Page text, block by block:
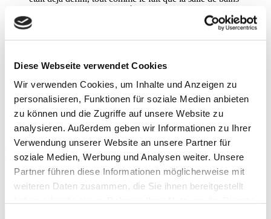
Diese Webseite verwendet Cookies
Wir verwenden Cookies, um Inhalte und Anzeigen zu
personalisieren, Funktionen für soziale Medien anbieten
zu können und die Zugriffe auf unsere Website zu
analysieren. Außerdem geben wir Informationen zu Ihrer
Verwendung unserer Website an unsere Partner für
soziale Medien, Werbung und Analysen weiter. Unsere
Partner führen diese Informationen möglicherweise mit
weiteren Daten zusammen, die Sie ihnen bereitgestellt
fasse partie de la chambre à coucher. C’est pourquoi
nous appelons cet espace notre « suite d’hôtel 5 étoiles
». Nous savions qu’une armoire fonctionnelle noire
mate et éclairée figurerait en tête de notre liste de
couleur de la lumière et l’intensité lumineuse soient
faisait partie des conditions à remplir, tout comme la
largeur de l’armoire, qui devait être de 120 cm. Forts de
commercial régional qui nous a recommandé sans
hésiter le modèle Schneider GLOW classic HCL.
Espace de rangement Schneider. Tout est
dans votre champ de vision. Tout est sous
contrôle.